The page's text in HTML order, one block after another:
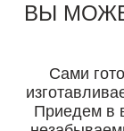
ВЫ
Сами
Приедем в